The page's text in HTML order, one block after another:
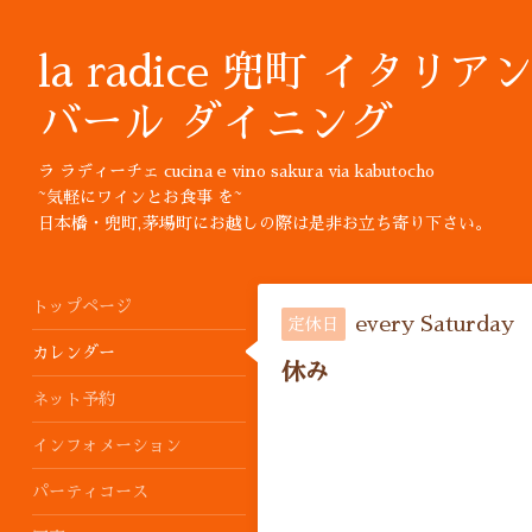
la radice 兜町 イタリア
バール ダイニング
ラ ラディーチェ cucina e vino sakura via kabutocho
~気軽にワインとお食事 を~
日本橋・兜町,茅場町にお越しの際は是非お立ち寄り下さい。
定休日 every Saturday
休み
トップページ
カレンダー
ネット予約
インフォメーション
パーティコース